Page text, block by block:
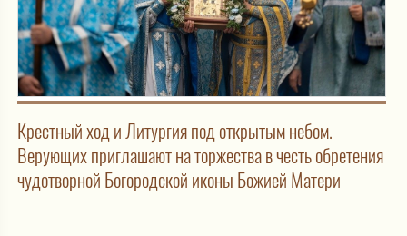
Крестный ход и Литургия под открытым небом.
Верующих приглашают на торжества в честь обретения
чудотворной Богородской иконы Божией Матери